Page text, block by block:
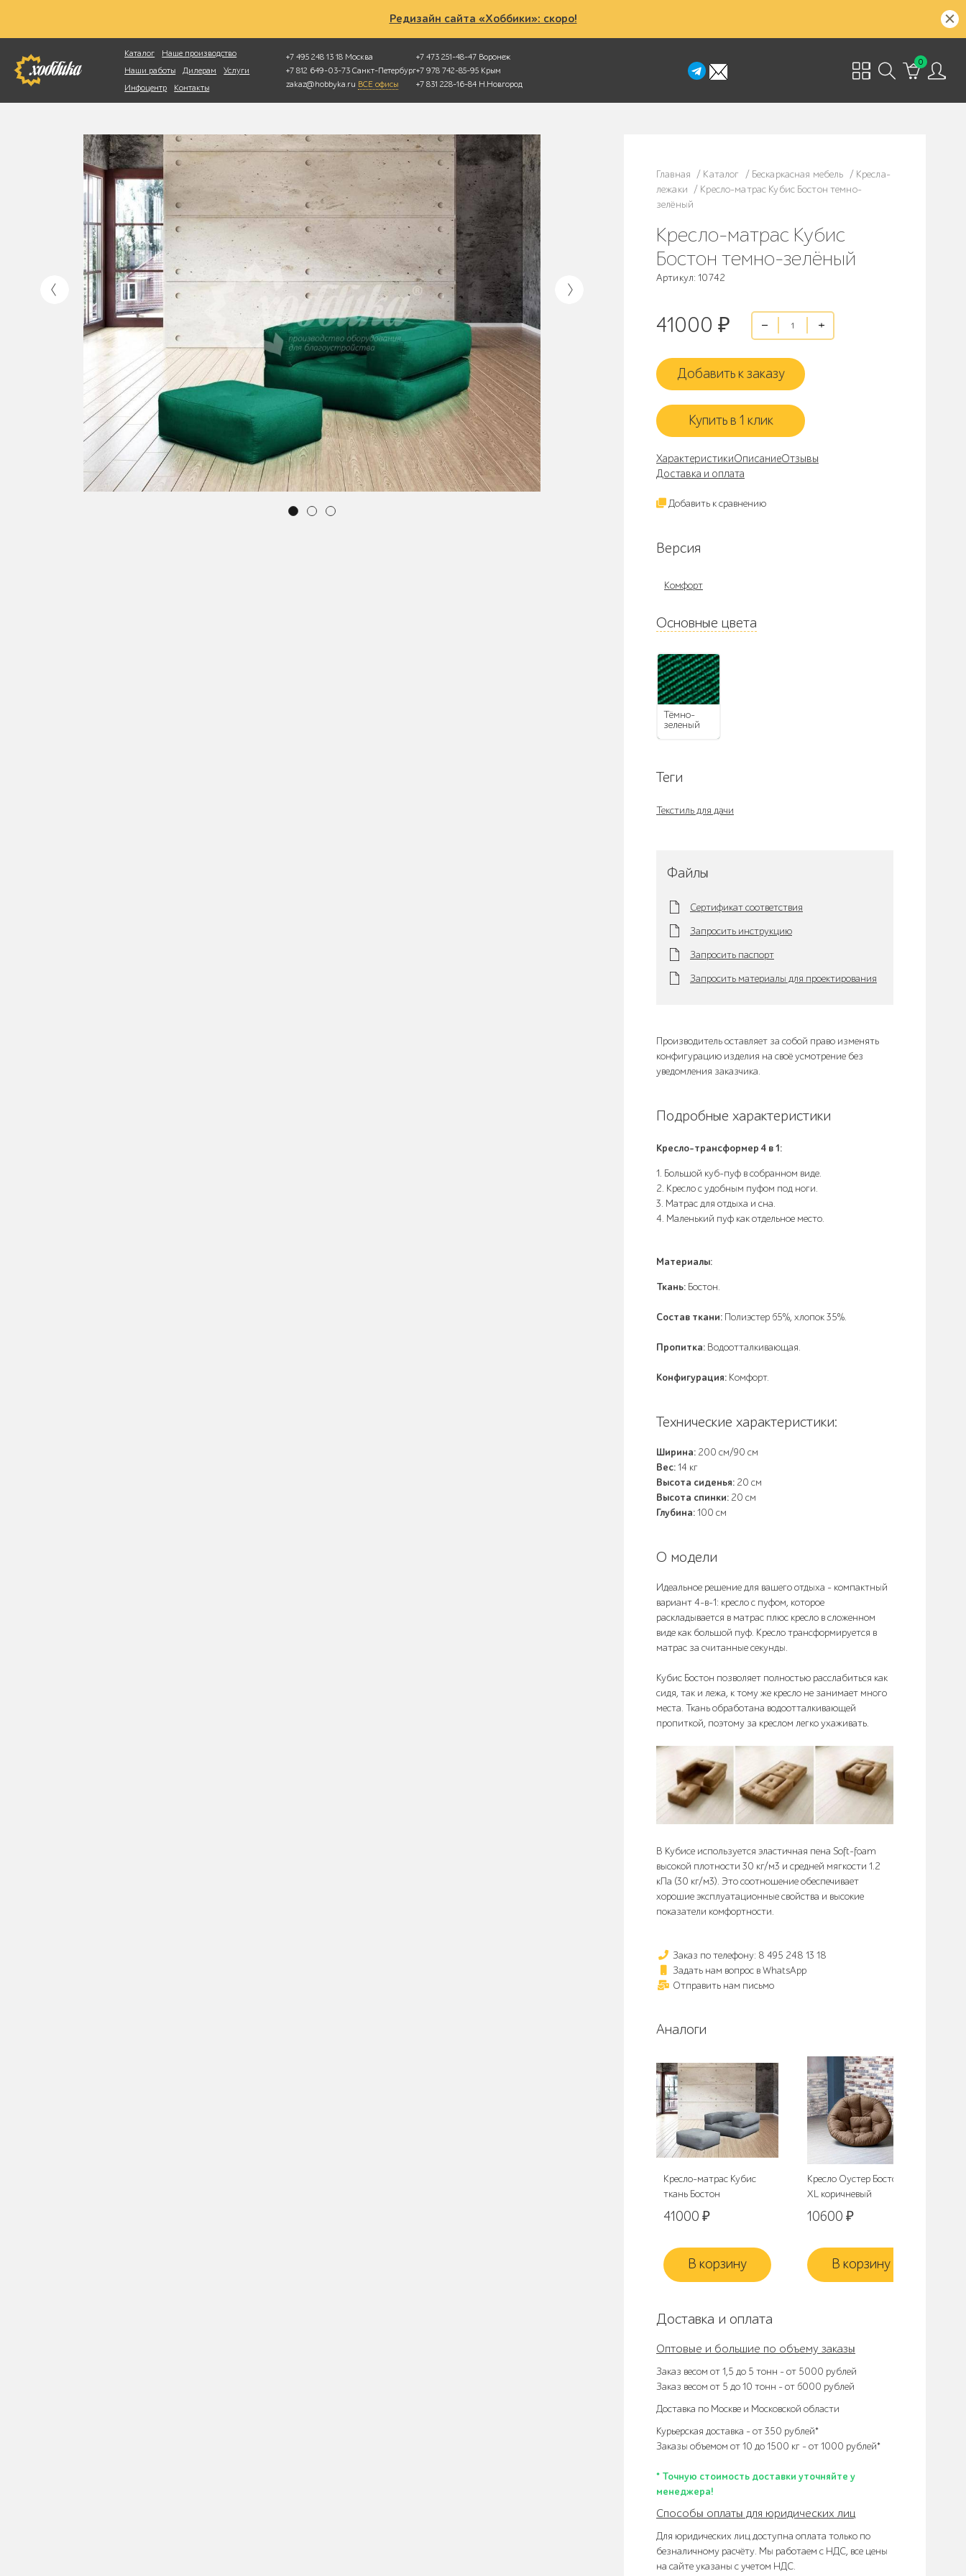
Редизайн сайта «Хоббики»: скоро!
Каталог
Наше производство
Наши работы
Дилерам
Услуги
Инфоцентр
Контакты
+7 495 248 13 18 Москва
+7 812 649-03-73 Санкт-Петербург
zakaz@hobbyka.ru ВСЕ офисы
+7 473 251-48-47 Воронеж
+7 978 742-85-95 Крым
+7 831 228-16-84 Н.Новгород
0
Фотопоиск
Главная / Каталог / Бескаркасная мебель / Кресла-
лежаки / Кресло-матрас Кубис Бостон темно-
зелёный
Кресло-матрас Кубис
Бостон темно-зелёный
Артикул: 10742
41000 ₽
Добавить к заказу
Купить в 1 клик
ХарактеристикиОписаниеОтзывы
Доставка и оплата
Добавить к сравнению
Версия
Комфорт
Основные цвета
Тёмно-
зеленый
Теги
Текстиль для дачи
Файлы
Сертификат соответствия
Запросить инструкцию
Запросить паспорт
Запросить материалы для проектирования
Производитель оставляет за собой право изменять
конфигурацию изделия на своё усмотрение без
уведомления заказчика.
Подробные характеристики
Кресло-трансформер 4 в 1:
1. Большой куб-пуф в собранном виде.
2. Кресло с удобным пуфом под ноги.
3. Матрас для отдыха и сна.
4. Маленький пуф как отдельное место.
Материалы:
Ткань: Бостон.
Состав ткани: Полиэстер 65%, хлопок 35%.
Пропитка: Водоотталкивающая.
Конфигурация: Комфорт.
Технические характеристики:
Ширина: 200 см/90 см
Вес:14 кг
Высота сиденья: 20 см
Высота спинки: 20 см
Глубина:100 см
О модели
Идеальное решение для вашего отдыха - компактный
вариант 4-в-1: кресло с пуфом, которое
раскладывается в матрас плюс кресло в сложенном
виде как большой пуф. Кресло трансформируется в
матрас за считанные секунды.
Кубис Бостон позволяет полностью расслабиться как
сидя, так и лежа, к тому же кресло не занимает много
места. Ткань обработана водоотталкивающей
пропиткой, поэтому за креслом легко ухаживать.
В Кубисе используется эластичная пена Soft-foam
высокой плотности 30 кг/м3 и средней мягкости 1.2
кПа (30 кг/м3). Это соотношение обеспечивает
хорошие эксплуатационные свойства и высокие
показатели комфортности.
Заказ по телефону: 8 495 248 13 18
Задать нам вопрос в WhatsApp
Отправить нам письмо
Аналоги
Кресло-матрас Кубис
ткань Бостон
41000 ₽
В корзину
Кресло Оустер Бостон
XL коричневый
10600 ₽
В корзину
Доставка и оплата
Оптовые и большие по объему заказы
Заказ весом от 1,5 до 5 тонн – от 5000 рублей
Заказ весом от 5 до 10 тонн – от 6000 рублей
Доставка по Москве и Московской области
Курьерская доставка – от 350 рублей*
Заказы объемом от 10 до 1500 кг – от 1000 рублей*
* Точную стоимость доставки уточняйте у
менеджера!
Способы оплаты для юридических лиц
Для юридических лиц доступна оплата только по
безналичному расчёту. Мы работаем с НДС, все цены
на сайте указаны с учетом НДС.